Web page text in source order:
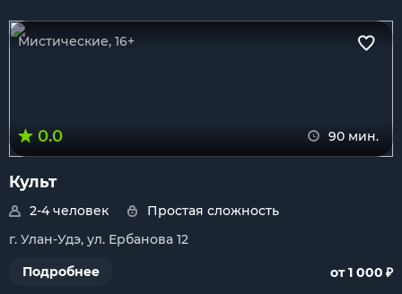
Мистические, 16+
0.0 90 мин.
Культ
2-4 человек
Простая сложность
г. Улан-Удэ, ул. Ербанова 12
Подробнее
от 1 000 ₽